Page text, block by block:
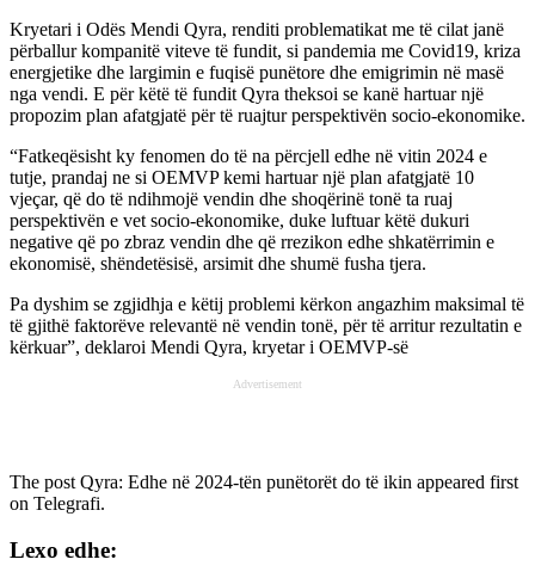
Kryetari i Odës Mendi Qyra, renditi problematikat me të cilat janë
përballur kompanitë viteve të fundit, si pandemia me Covid19, kriza
energjetike dhe largimin e fuqisë punëtore dhe emigrimin në masë
nga vendi. E për këtë të fundit Qyra theksoi se kanë hartuar një
propozim plan afatgjatë për të ruajtur perspektivën socio-ekonomike.
“Fatkeqësisht ky fenomen do të na përcjell edhe në vitin 2024 e
tutje, prandaj ne si OEMVP kemi hartuar një plan afatgjatë 10
vjeçar, që do të ndihmojë vendin dhe shoqërinë tonë ta ruaj
perspektivën e vet socio-ekonomike, duke luftuar këtë dukuri
negative që po zbraz vendin dhe që rrezikon edhe shkatërrimin e
ekonomisë, shëndetësisë, arsimit dhe shumë fusha tjera.
Pa dyshim se zgjidhja e këtij problemi kërkon angazhim maksimal të
të gjithë faktorëve relevantë në vendin tonë, për të arritur rezultatin e
kërkuar”, deklaroi Mendi Qyra, kryetar i OEMVP-së
Advertisement
The post Qyra: Edhe në 2024-tën punëtorët do të ikin appeared first
on Telegrafi.
Lexo edhe: